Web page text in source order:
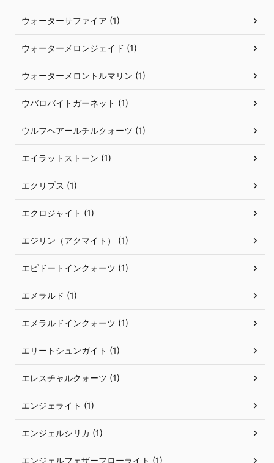
ウォーターサファイア (1)
ウォーターメロンジェイド (1)
ウォーターメロントルマリン (1)
ウバロバイトガーネット (1)
ウルフヘアールチルクォーツ (1)
エイラットストーン (1)
エクリプス (1)
エクロジャイト (1)
エジリン（アクマイト） (1)
エピドートインクォーツ (1)
エメラルド (1)
エメラルドインクォーツ (1)
エリートシュンガイト (1)
エレスチャルクォーツ (1)
エンジェライト (1)
エンジェルシリカ (1)
エンジェルフェザーフローライト (1)